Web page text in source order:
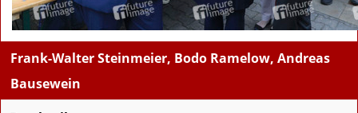
Frank-Walter Steinmeier, Bodo Ramelow, Andreas
Bausewein